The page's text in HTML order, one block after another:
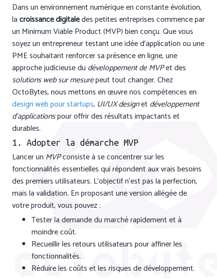
Dans un environnement numérique en constante évolution,
lacroissance digitaledes petites entreprises commence par
un Minimum Viable Product (MVP) bien conçu. Que vous
soyez un entrepreneur testant une idée d’application ou une
PME souhaitant renforcer sa présence en ligne, une
approche judicieuse du développement de MVPet des
solutions web sur mesurepeut tout changer. Chez
OctoBytes, nous mettons en œuvre nos compétences en
design web pour startups, UI/UX designet développement
d’applicationspour offrir des résultats impactants et
durables.
1. Adopter la démarche MVP
Lancer un MVPconsiste à se concentrer sur les
fonctionnalités essentielles qui répondent aux vrais besoins
des premiers utilisateurs. L’objectif n’est pas la perfection,
mais la validation. En proposant une version allégée de
votre produit, vous pouvez :
Tester la demande du marché rapidement et à
moindre coût.
Recueillir les retours utilisateurs pour affiner les
fonctionnalités.
Réduire les coûts et les risques de développement.